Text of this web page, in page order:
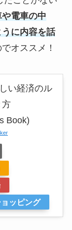
や電車の中
に内容を話
オススメ！
い経済のル
方
Book)
ッピング